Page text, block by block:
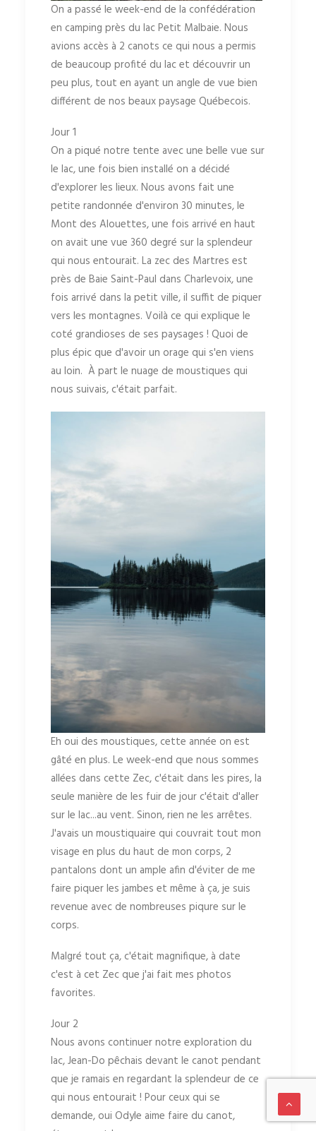
On a passé le week-end de la confédération
en camping près du lac Petit Malbaie. Nous
avions accès à 2 canots ce qui nous a permis
de beaucoup profité du lac et découvrir un
peu plus, tout en ayant un angle de vue bien
différent de nos beaux paysage Québecois.
Jour 1
On a piqué notre tente avec une belle vue sur
le lac, une fois bien installé on a décidé
d'explorer les lieux. Nous avons fait une
petite randonnée d'environ 30 minutes, le
Mont des Alouettes, une fois arrivé en haut
on avait une vue 360 degré sur la splendeur
qui nous entourait. La zec des Martres est
près de Baie Saint-Paul dans Charlevoix, une
fois arrivé dans la petit ville, il suffit de piquer
vers les montagnes. Voilà ce qui explique le
coté grandioses de ses paysages ! Quoi de
plus épic que d'avoir un orage qui s'en viens
au loin. À part le nuage de moustiques qui
nous suivais, c'était parfait.
Eh oui des moustiques, cette année on est
gâté en plus. Le week-end que nous sommes
allées dans cette Zec, c'était dans les pires, la
seule manière de les fuir de jour c'était d'aller
sur le lac...au vent. Sinon, rien ne les arrêtes.
J'avais un moustiquaire qui couvrait tout mon
visage en plus du haut de mon corps, 2
pantalons dont un ample afin d'éviter de me
faire piquer les jambes et même à ça, je suis
revenue avec de nombreuses piqure sur le
corps.
Malgré tout ça, c'était magnifique, à date
c'est à cet Zec que j'ai fait mes photos
favorites.
Jour 2
Nous avons continuer notre exploration du
lac, Jean-Do pêchais devant le canot pendant
que je ramais en regardant la splendeur de ce
qui nous entourait ! Pour ceux qui se
demande, oui Odyle aime faire du canot,